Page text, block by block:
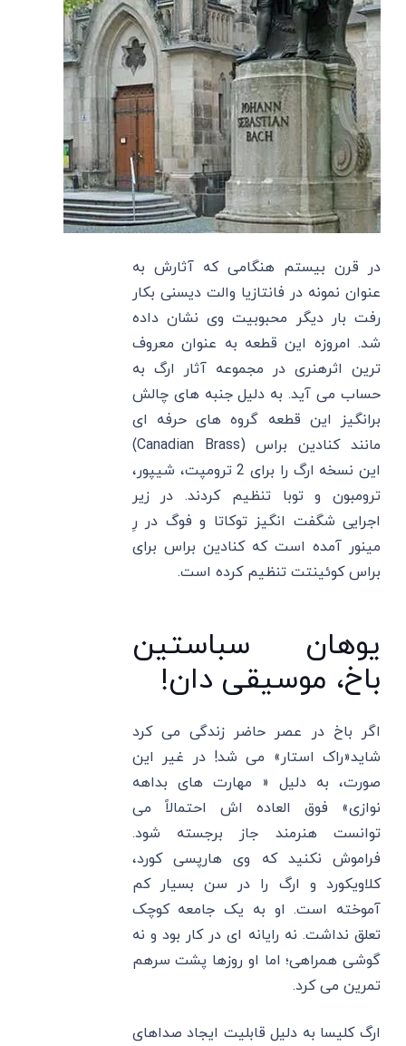
در قرن بیستم هنگامی که آثارش به
عنوان نمونه در فانتازیا والت دیسنی بکار
رفت بار دیگر محبوبیت وی نشان داده
شد. امروزه این قطعه به عنوان معروف
ترین اثرهنری در مجموعه آثار ارگ به
حساب می آید. به دلیل جنبه های چالش
برانگیز این قطعه گروه های حرفه ای
مانند کنادین براس (Canadian Brass)
این نسخه ارگ را برای 2 ترومپت، شیپور،
ترومبون و توبا تنظیم کردند. در زیر
اجرایی شگفت انگیز توکاتا و فوگ در رِ
مینور آمده است که کنادین براس برای
براس کوئینتت تنظیم کرده است.
یوهان سباستین
باخ، موسیقی دان!
اگر باخ در عصر حاضر زندگی می کرد
شاید«راک استار» می شد! در غیر این
صورت، به دلیل « مهارت های بداهه
نوازی» فوق العاده اش احتمالاً می
توانست هنرمند جاز برجسته شود.
فراموش نکنید که وی هارپسی کورد،
کلاویکورد و ارگ را در سن بسیار کم
آموخته است. او به یک جامعه کوچک
تعلق نداشت. نه رایانه ای در کار بود و نه
گوشی همراهی؛ اما او روزها پشت سرهم
تمرین می کرد.
ارگ کلیسا به دلیل قابلیت ایجاد صداهای